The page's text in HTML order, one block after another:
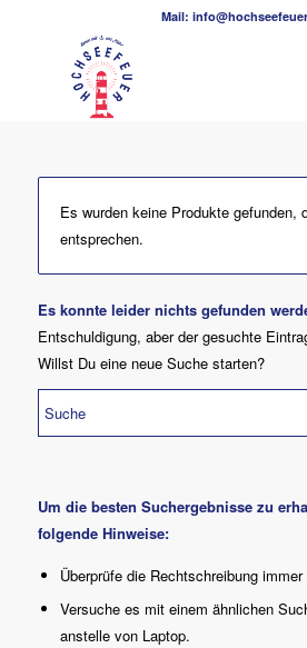
Mail:
Es wurden keine Produkte gefunden,
entsprechen.
Es konnte leider nichts gefunden
Entschuldigung, aber der gesuchte
Willst Du eine neue Suche starten?
Um die besten Suchergebnisse zu
folgende Hinweise:
Überprüfe die Rechtschreibung
Versuche es mit einem ähnlichen
anstelle von Laptop.